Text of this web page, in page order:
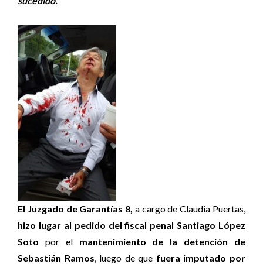
El Juzgado de Garantías 8, a cargo de Claudia Puertas,
hizo lugar al pedido del fiscal penal Santiago López
Soto por el mantenimiento de la detención de
Sebastián Ramos, luego de que fuera imputado por